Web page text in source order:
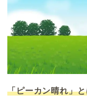
「ピーカン晴れ」